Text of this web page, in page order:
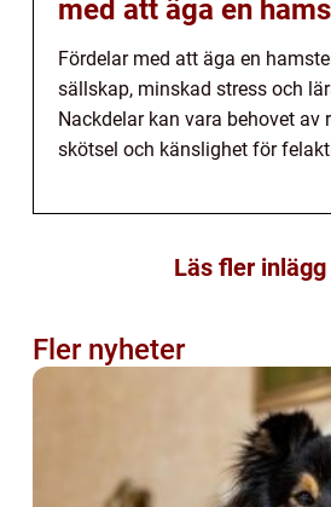
med att äga en
Fördelar med att äga en
sällskap, minskad stress och
Nackdelar kan vara behovet av
skötsel och känslighet för
Läs fler
Fler nyheter